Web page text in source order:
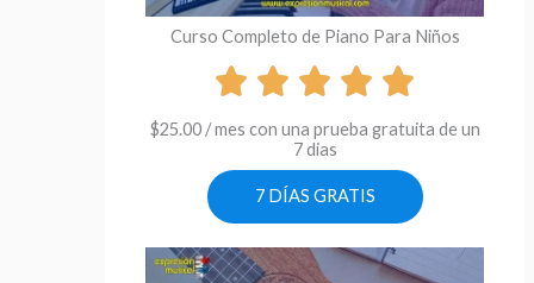
Curso Completo de Piano Para Niños
$25.00 / mes con una prueba gratuita de un
7 dias
7 DÍAS GRATIS